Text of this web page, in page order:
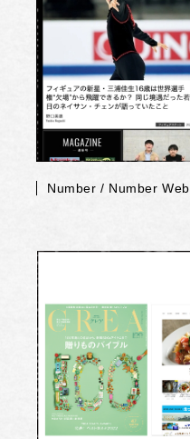
Number / Number Web